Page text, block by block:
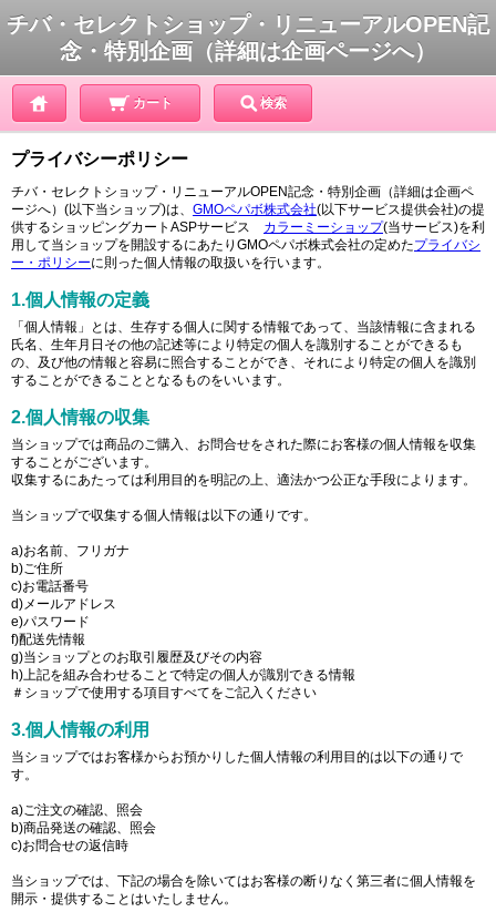
チバ・セレクトショップ・リニューアルOPEN記
念・特別企画（詳細は企画ページへ）
カート 検索
プライバシーポリシー
チバ・セレクトショップ・リニューアルOPEN記念・特別企画（詳細は企画ペ
ージへ）(以下当ショップ)は、 GMOペパボ株式会社(以下サービス提供会社)の提
供するショッピングカートASPサービス カラーミーショップ(当サービス)を利
用して当ショップを開設するにあたりGMOペパボ株式会社の定めたプライバシ
ー・ポリシーに則った個人情報の取扱いを行います。
1.個人情報の定義
「個人情報」とは、生存する個人に関する情報であって、当該情報に含まれる
氏名、生年月日その他の記述等により特定の個人を識別することができるも
の、及び他の情報と容易に照合することができ、それにより特定の個人を識別
することができることとなるものをいいます。
2.個人情報の収集
当ショップでは商品のご購入、お問合せをされた際にお客様の個人情報を収集
することがございます。
収集するにあたっては利用目的を明記の上、適法かつ公正な手段によります。
当ショップで収集する個人情報は以下の通りです。
a)お名前、フリガナ
b)ご住所
c)お電話番号
d)メールアドレス
e)パスワード
f)配送先情報
g)当ショップとのお取引履歴及びその内容
h)上記を組み合わせることで特定の個人が識別できる情報
＃ショップで使用する項目すべてをご記入ください
3.個人情報の利用
当ショップではお客様からお預かりした個人情報の利用目的は以下の通りで
す。
a)ご注文の確認、照会
b)商品発送の確認、照会
c)お問合せの返信時
当ショップでは、下記の場合を除いてはお客様の断りなく第三者に個人情報を
開示・提供することはいたしません。